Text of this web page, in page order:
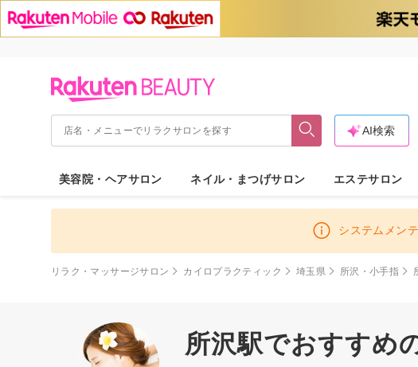
AI検索
美容院・ヘアサロン ネイル・まつげサロン エステサロン
システムメン
リラク・マッサージサロン カイロプラクティック 埼玉県 所沢・小手指
所沢駅でおすすめ